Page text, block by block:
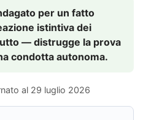
per un fatto
istintiva dei
— distrugge la prova
condotta autonoma.
al 29 luglio 2026